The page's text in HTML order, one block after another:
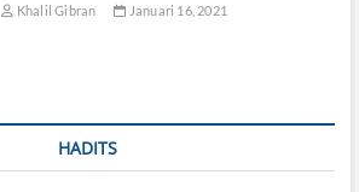
Khalil Gibran Januari 16, 2021
HADITS